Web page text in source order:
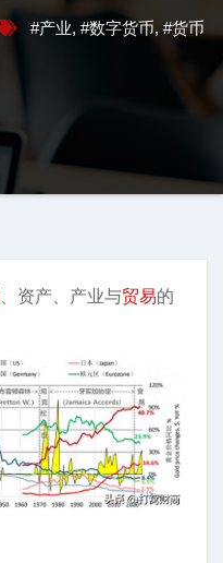
#产业, #数字货币, #货币
、资产、产业与贸易的